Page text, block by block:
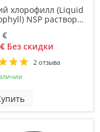
хлорофилл (Liquid
NSP раствор
внутрь
€
Без скидки
2 отзыва